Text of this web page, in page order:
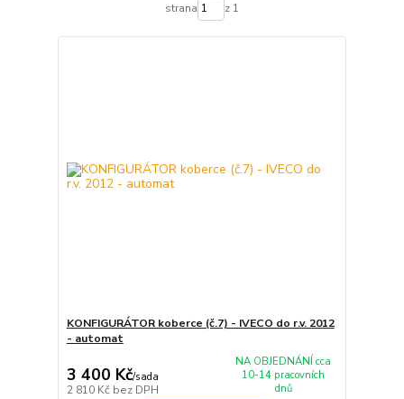
strana z 1
KONFIGURÁTOR koberce (č.7) - IVECO do r.v. 2012
- automat
3 400 Kč/sada
2 810 Kč bez DPH
NA OBJEDNÁNÍ cca
10-14 pracovních
dnů